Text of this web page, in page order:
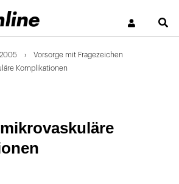
Vorsorge mit Fragezeichen
Komplikationen